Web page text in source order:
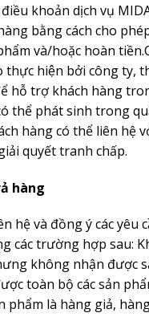
khoản dịch vụ
bằng cách cho
và/hoặc hoàn
thực hiện bởi công ty,
hỗ trợ khách hàng
thể phát sinh trong
hàng có thể liên hệ
quyết tranh chấp.
hàng
hệ và đồng ý các yêu
các trường hợp sau:
không nhận được
toàn bộ các sản
phẩm là hàng giả,